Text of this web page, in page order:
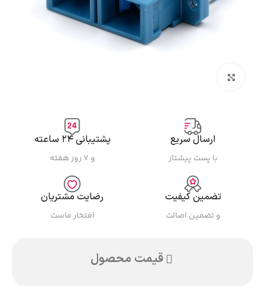
ارسال سریع
با پست پیشتاز
پشتیبانی ۲۴ ساعته
و ۷ روز هفته
تضمین کیفیت
و تضمین اصالت
رضایت مشتریان
افتخار ماست
قیمت محصول